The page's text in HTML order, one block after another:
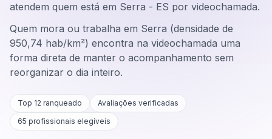
atendem quem está em Serra - ES por videochamada.
Quem mora ou trabalha em Serra (densidade de
950,74 hab/km²) encontra na videochamada uma
forma direta de manter o acompanhamento sem
reorganizar o dia inteiro.
Top 12 ranqueado
Avaliações verificadas
65 profissionais elegíveis